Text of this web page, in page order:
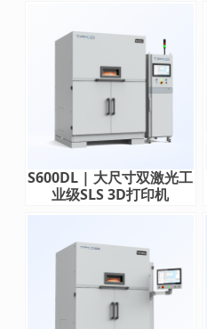
S600DL | 大尺寸双激光工
业级SLS 3D打印机